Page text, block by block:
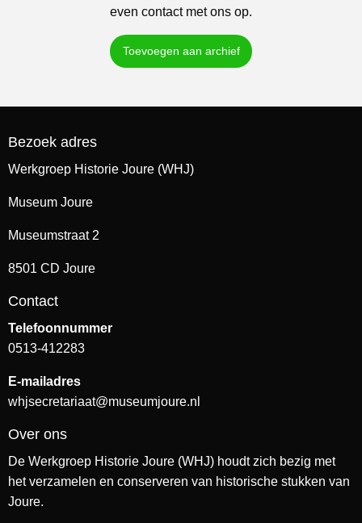
even contact met ons op.
Toevoegen aan archief
Bezoek adres
Werkgroep Historie Joure (WHJ)
Museum Joure
Museumstraat 2
8501 CD Joure
Contact
Telefoonnummer
0513-412283
E-mailadres
whjsecretariaat@museumjoure.nl
Over ons
De Werkgroep Historie Joure (WHJ) houdt zich bezig met
het verzamelen en conserveren van historische stukken van
Joure.